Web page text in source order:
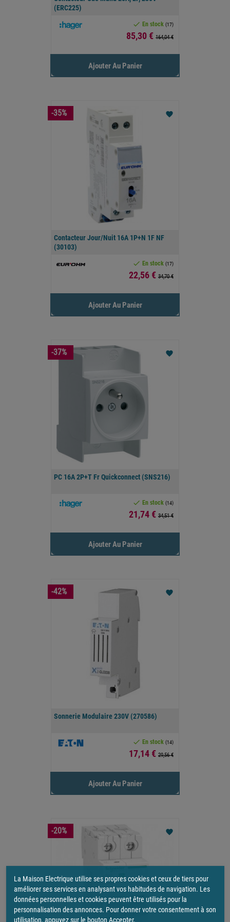
(ERC225)
 En stock (17)
Prix
85,30 € 164,04 €
Ajouter Au Panier
Contacteur Jour/Nuit 16A 1P+N 1F NF
(30103)
 En stock (17)
Prix
22,56 € 34,70 €
favorite
Ajouter Au Panier
-35%
PC 16A 2P+T Fr Quickconnect (SNS216)
 En stock (14)
Prix
21,74 € 34,51 €
favorite
Ajouter Au Panier
-37%
Sonnerie Modulaire 230V (270586)
 En stock (14)
Prix
17,14 € 29,56 €
favorite
Ajouter Au Panier
-42%
favorite
-20%
La Maison Electrique utilise ses propres cookies et ceux de tiers pour
améliorer ses services en analysant vos habitudes de navigation. Les
données personnelles et cookies peuvent être utilisés pour la
personnalisation des annonces. Pour donner votre consentement à son
utilisation, appuyez sur le bouton Accepter.